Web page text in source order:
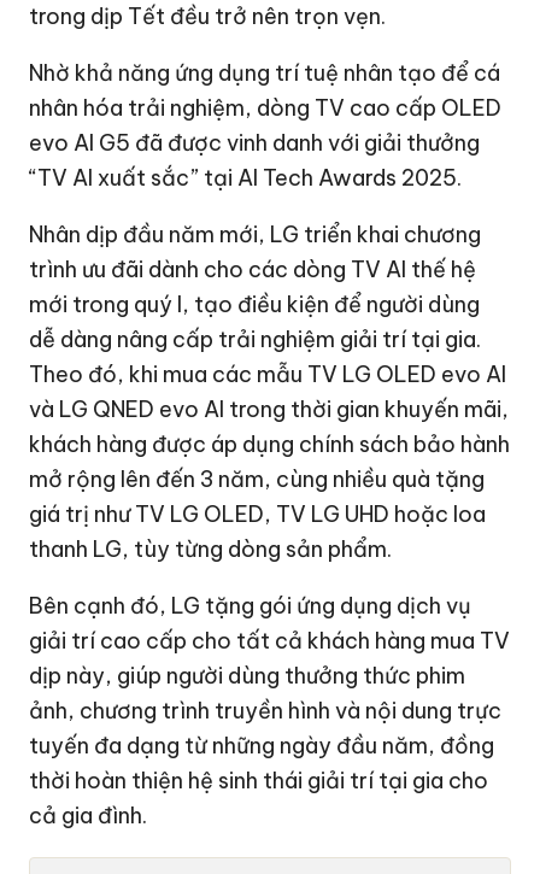
trong dịp Tết đều trở nên trọn vẹn.
Nhờ khả năng ứng dụng trí tuệ nhân tạo để cá
nhân hóa trải nghiệm, dòng TV cao cấp OLED
evo AI G5 đã được vinh danh với giải thưởng
“TV AI xuất sắc” tại AI Tech Awards 2025.
Nhân dịp đầu năm mới, LG triển khai chương
trình ưu đãi dành cho các dòng TV AI thế hệ
mới trong quý I, tạo điều kiện để người dùng
dễ dàng nâng cấp trải nghiệm giải trí tại gia.
Theo đó, khi mua các mẫu TV LG OLED evo AI
và LG QNED evo AI trong thời gian khuyến mãi,
khách hàng được áp dụng chính sách bảo hành
mở rộng lên đến 3 năm, cùng nhiều quà tặng
giá trị như TV LG OLED, TV LG UHD hoặc loa
thanh LG, tùy từng dòng sản phẩm.
Bên cạnh đó, LG tặng gói ứng dụng dịch vụ
giải trí cao cấp cho tất cả khách hàng mua TV
dịp này, giúp người dùng thưởng thức phim
ảnh, chương trình truyền hình và nội dung trực
tuyến đa dạng từ những ngày đầu năm, đồng
thời hoàn thiện hệ sinh thái giải trí tại gia cho
cả gia đình.